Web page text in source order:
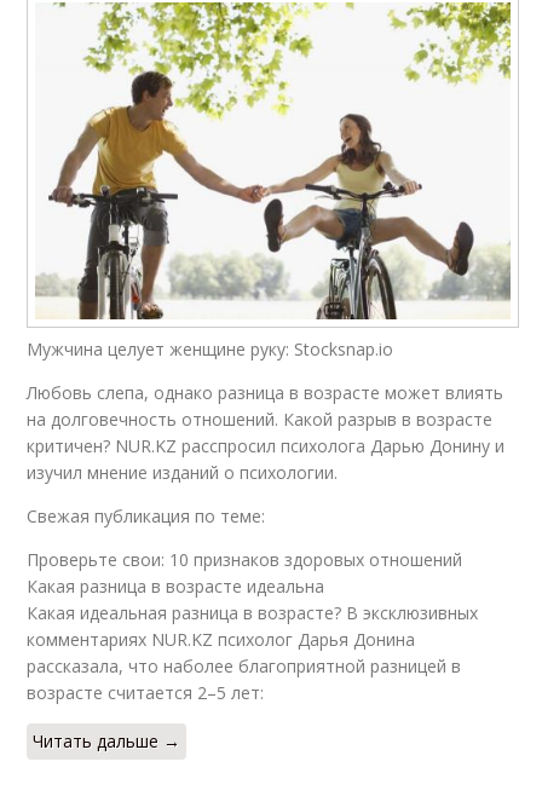
Мужчина целует женщине руку: Stocksnap.io
Любовь слепа, однако разница в возрасте может влиять
на долговечность отношений. Какой разрыв в возрасте
критичен? NUR.KZ расспросил психолога Дарью Донину и
изучил мнение изданий о психологии.
Свежая публикация по теме:
Проверьте свои: 10 признаков здоровых отношений
Какая разница в возрасте идеальна
Какая идеальная разница в возрасте? В эксклюзивных
комментариях NUR.KZ психолог Дарья Донина
рассказала, что наболее благоприятной разницей в
возрасте считается 2–5 лет:
Читать дальше →